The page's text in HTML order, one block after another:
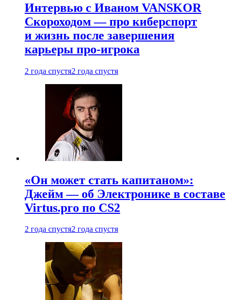
Интервью с Иваном VANSKOR
Скороходом — про киберспорт
и жизнь после завершения
карьеры про-игрока
2 года спустя2 года спустя
«Он может стать капитаном»:
Джейм — об Электронике в составе
Virtus.pro по CS2
2 года спустя2 года спустя